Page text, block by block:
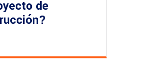
de